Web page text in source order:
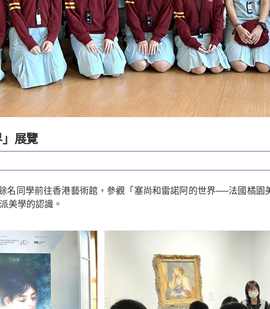
展覽
名同學前往香港藝術館，參觀「塞尚和雷諾阿的世界──法國橘園
美學的認識。